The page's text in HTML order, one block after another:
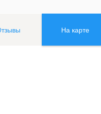
На карте